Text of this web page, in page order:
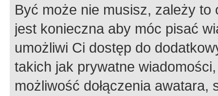
Być może nie musisz, zależy
jest konieczna aby móc pisać
umożliwi Ci dostęp do
takich jak prywatne
możliwość dołączenia